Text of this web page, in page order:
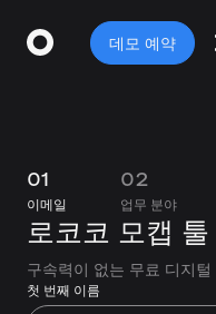
데모 예약
01
이메일
02
업무 분야
로코코 모캡
구속력이 없는 무료 디지
첫 번째 이름